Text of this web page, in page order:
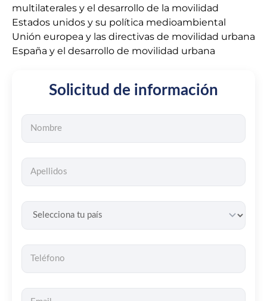
multilaterales y el desarrollo de la movilidad
Estados unidos y su política medioambiental
Unión europea y las directivas de movilidad urbana
España y el desarrollo de movilidad urbana
Solicitud de información